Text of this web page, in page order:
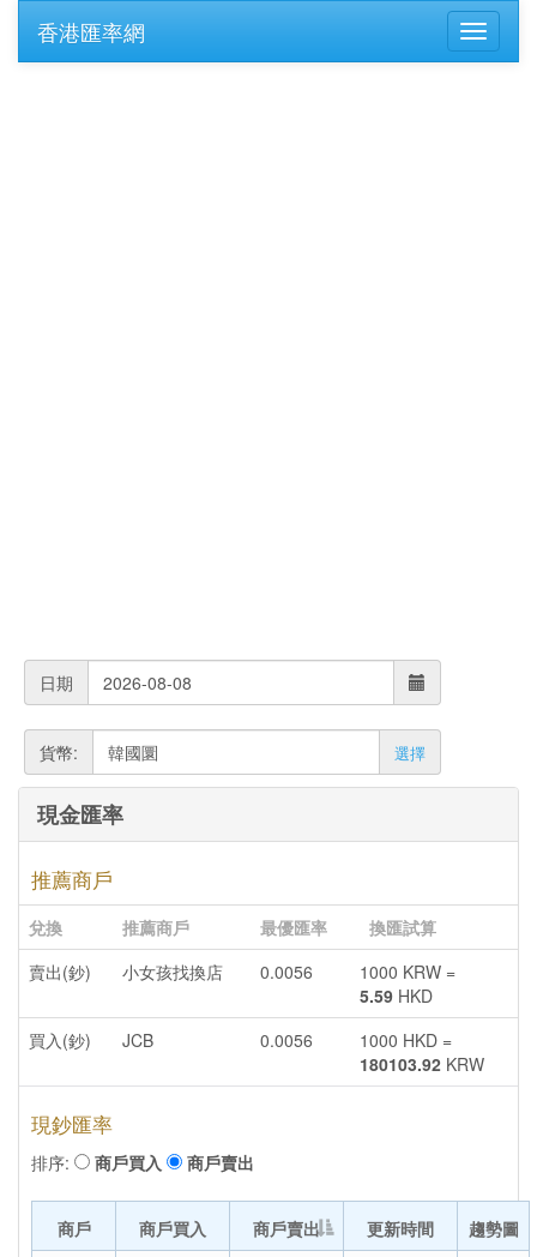
香港匯率網
日期
貨幣: 選擇
現金匯率
推薦商戶
兌換 推薦商戶 最優匯率
換匯試算
賣出(鈔)
小女孩找換店 0.0056
1000 KRW =
5.59 HKD
買入(鈔)
JCB 0.0056
1000 HKD =
180103.92 KRW
現鈔匯率
排序: 商戶買入 商戶賣出
商戶 商戶買入 商戶賣出 更新時間
趨勢圖